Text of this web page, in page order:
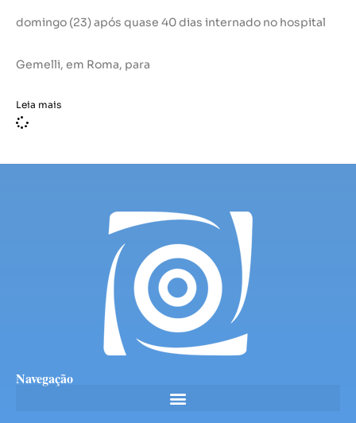
domingo (23) após quase 40 dias internado no hospital
Gemelli, em Roma, para
Leia mais
Navegação